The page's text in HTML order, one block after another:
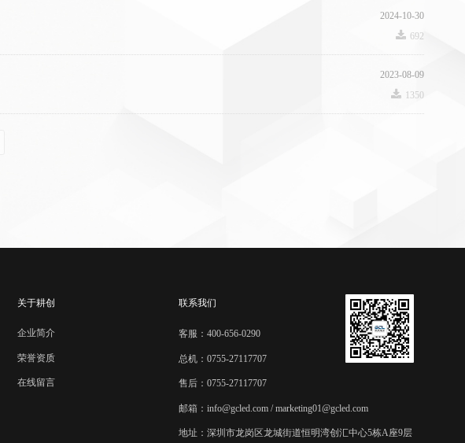
2024-10-30
끂 692
2023-08-09
끂 1350
关于耕创
企业简介
荣誉资质
在线留言
联系我们
客服：400-656-0290
总机：0755-27117707
售后：0755-27117707
邮箱：info@gcled.com / marketing01@gcled.com
地址：深圳市龙岗区龙城街道恒明湾创汇中心5栋A座9层